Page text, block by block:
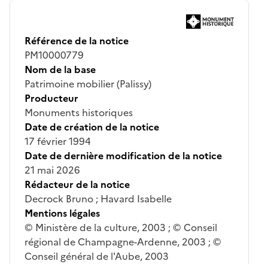
Référence de la notice
PM10000779
Nom de la base
Patrimoine mobilier (Palissy)
Producteur
Monuments historiques
Date de création de la notice
17 février 1994
Date de dernière modification de la notice
21 mai 2026
Rédacteur de la notice
Decrock Bruno ; Havard Isabelle
Mentions légales
© Ministère de la culture, 2003 ; © Conseil
régional de Champagne-Ardenne, 2003 ; ©
Conseil général de l'Aube, 2003